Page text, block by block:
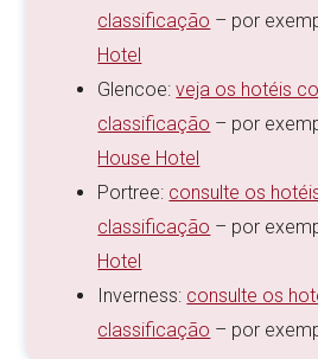
classificação – por
Hotel
Glencoe:veja os hotéis
classificação – por
House Hotel
Portree: consulte os
classificação – por
Hotel
Inverness: consulte os
classificação – por